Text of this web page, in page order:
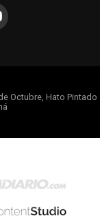
Octubre, Hato Pintado